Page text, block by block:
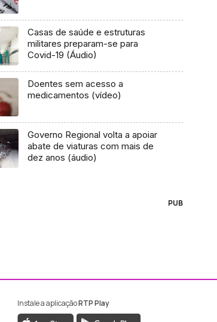
Casas de saúde e estruturas
militares preparam-se para
Covid-19 (Áudio)
Doentes sem acesso a
medicamentos (vídeo)
Governo Regional volta a apoiar
abate de viaturas com mais de
dez anos (áudio)
PUB
RTP Madeira
da RTP Madeira
Instale a aplicaçãoRTP Play